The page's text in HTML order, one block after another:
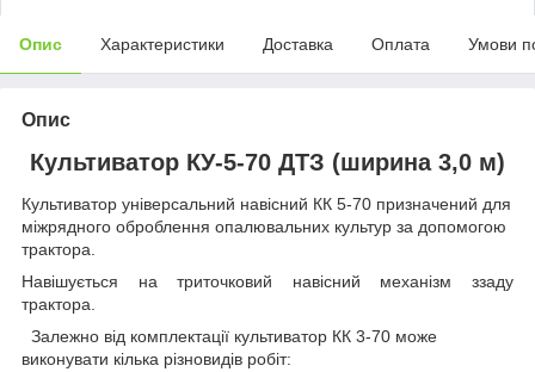
Опис Характеристики Доставка Оплата Умови
Опис
Культиватор КУ-5-70 ДТЗ (ширина 3,0 м)
Культиватор універсальний навісний КК 5-70 призначений для
міжрядного оброблення опалювальних культур за допомогою
трактора.
Навішується на триточковий навісний механізм ззаду
трактора.
Залежно від комплектації культиватор КК 3-70 може
виконувати кілька різновидів робіт: